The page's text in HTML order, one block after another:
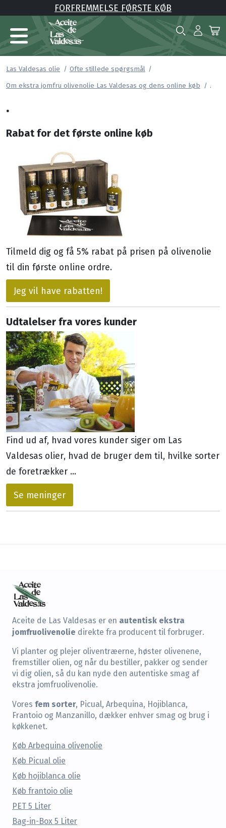
FORFREMMELSE FØRSTE KØB
Las Valdesas olie
Ofte stillede spørgsmål
Om ekstra jomfru olivenolie Las Valdesas og dens online køb
.
Rabat for det første online køb
Tilmeld dig og få 5% rabat på prisen på olivenolie
til din første online ordre.
Jeg vil have rabatten!
Udtalelser fra vores kunder
Find ud af, hvad vores kunder siger om Las
Valdesas olier, hvad de bruger dem til, hvilke sorter
de foretrækker ...
Se meninger
.
Aceite de Las Valdesas er en autentisk ekstra
jomfruolivenolie direkte fra producent til forbruger.
Vi planter og plejer oliventræerne, høster olivenene,
fremstiller olien, og når du bestiller, pakker og sender
vi dig olien, så du kan nyde den autentiske smag af
ekstra jomfruolivenolie.
Vores fem sorter, Picual, Arbequina, Hojiblanca,
Frantoio og Manzanillo, dækker enhver smag og brug i
køkkenet.
Køb Arbequina olivenolie
Køb Picual olie
Køb hojiblanca olie
Køb frantoio olie
PET 5 Liter
Bag-in-Box 5 Liter